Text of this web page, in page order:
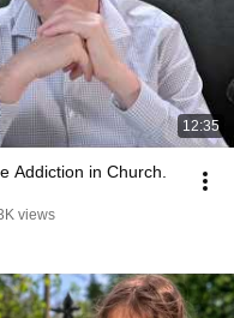
12:35
Addiction in Church.
views